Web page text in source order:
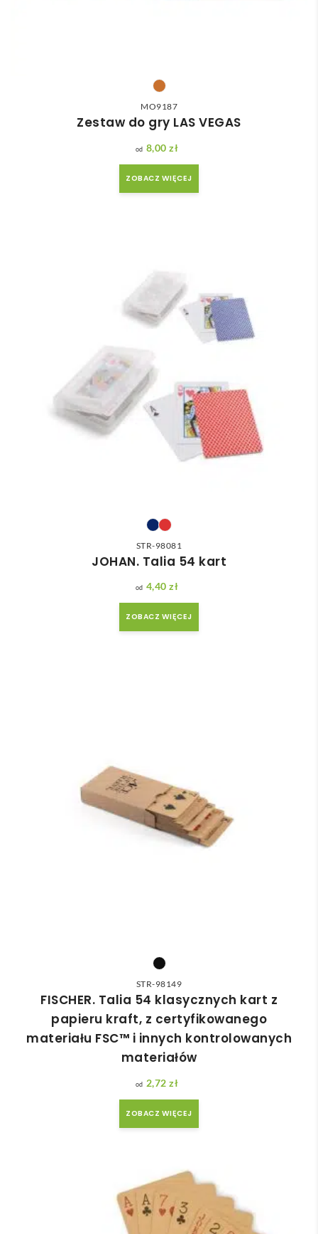
MO9187
Zestaw do gry LAS VEGAS
8,00 zł
ZOBACZ WIĘCEJ
STR-98081
JOHAN. Talia 54 kart
4,40 zł
ZOBACZ WIĘCEJ
STR-98149
FISCHER. Talia 54 klasycznych kart z
papieru kraft, z certyfikowanego
materiału FSC™ i innych kontrolowanych
materiałów
2,72 zł
ZOBACZ WIĘCEJ